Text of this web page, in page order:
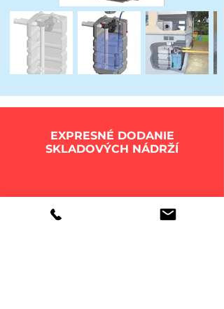
EXPRESNÉ DODANIE
SKLADOVÝCH NÁDRŽÍ
DOVOZ AŽ KU VÁM NECHAJTE NA